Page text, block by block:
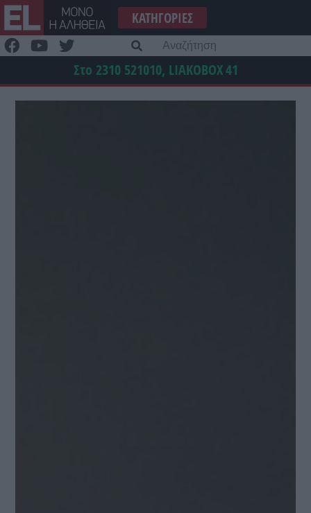
Μετάβαση
στο
περιεχόμενο
ΚΑΤΗΓΟΡΊΕΣ
Στο 2310 521010, LIAKOBOX41